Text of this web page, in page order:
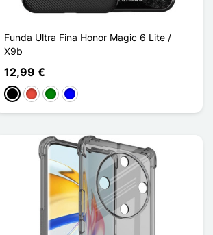
Funda Ultra Fina Honor Magic 6 Lite /
X9b
12,99 €
NegroRojoVerdeAzul